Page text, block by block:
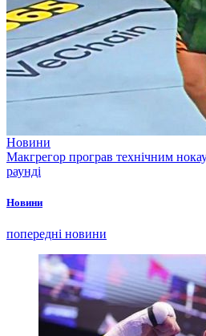
Новини
Макгрегор програв технічним
раунді
Новини
попередні новини